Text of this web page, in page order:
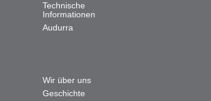
Technische
Informationen
Audurra
Wir über uns
Geschichte